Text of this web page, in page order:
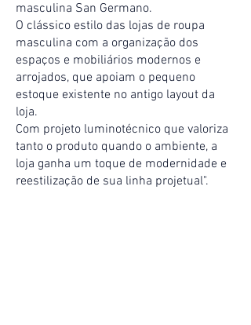
masculina San Germano.
O clássico estilo das lojas de roupa
masculina com a organização dos
espaços e mobiliários modernos e
arrojados, que apoiam o pequeno
estoque existente no antigo layout da
loja.
Com projeto luminotécnico que valoriza
tanto o produto quando o ambiente, a
loja ganha um toque de modernidade e
reestilização de sua linha projetual".